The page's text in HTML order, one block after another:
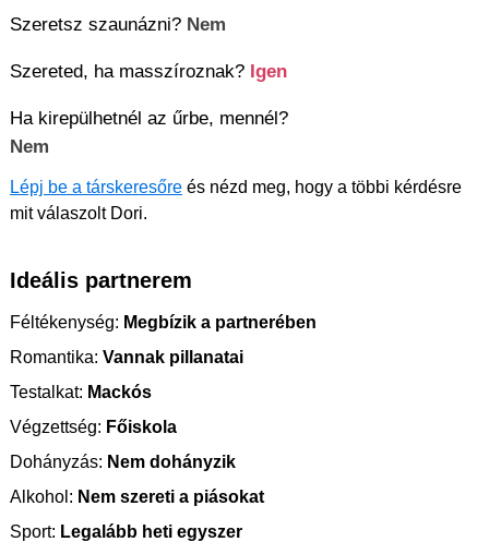
Szeretsz szaunázni? Nem
Szereted, ha masszíroznak? Igen
Ha kirepülhetnél az űrbe, mennél?
Nem
Lépj be a társkeresőre és nézd meg, hogy a többi kérdésre
mit válaszolt Dori.
Ideális partnerem
Féltékenység: Megbízik a partnerében
Romantika: Vannak pillanatai
Testalkat: Mackós
Végzettség: Főiskola
Dohányzás: Nem dohányzik
Alkohol: Nem szereti a piásokat
Sport: Legalább heti egyszer